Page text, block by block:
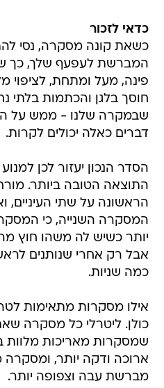
כדאי לזכור
כשאת קונה מסקרה, נסי
המברשת לעפעף שלך, כך
פינה, מעל ומתחת, לציפוי
חוסך בלגן והכתמות בלתי
שבמקרה שלנו - ממש על
דברים כאלה יכולים לקרות.
הסדר הנכון יעזור לכן
התוצאה הטובה ביותר.
הראשונה על שתי העיניים,
המסקרה השנייה, כי
יותר כשיש לה משהו חוץ
אבל רק אחרי שנותנים
כמה שניות.
אילו מסקרות מתאימות
כולן. ליטרלי כל מסקרה
שמסקרות מאריכות
ארוכה ודקה יותר,
מברשת עבה וצפופה יותר.